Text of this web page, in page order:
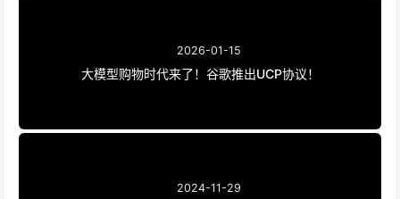
2026-01-15
大模型购物时代来了！谷歌推出UCP协议！
2024-11-29